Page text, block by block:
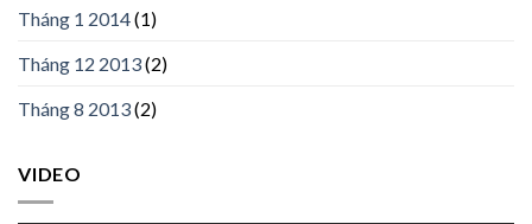
Tháng 1 2014(1)
Tháng 12 2013(2)
Tháng 8 2013(2)
VIDEO